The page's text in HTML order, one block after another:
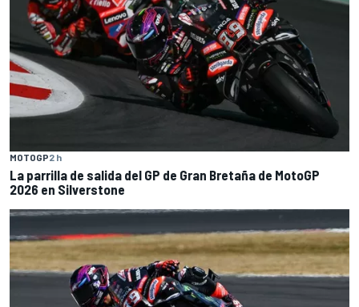
MOTOGP2 h
La parrilla de salida del GP de Gran Bretaña de MotoGP
2026 en Silverstone